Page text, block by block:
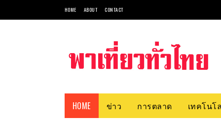
HOME ABOUT CONTACT
HOME ข่าว การตลาด เทคโนโ